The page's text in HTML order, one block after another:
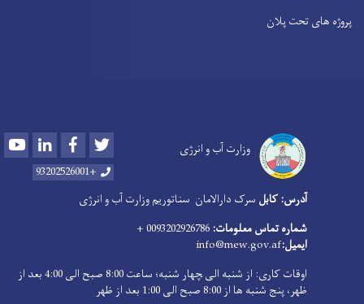
پروژه های تحت پلان
وزارت آب و انرژی YoutubeLinkedInFacebook
+93202526001
آدرس: کابل سرک دارالامان سناتوریم وزارت آب و انرژی
شماره تماس معلومات:
ایمیل:info@mew.gov.af
اوقات کاری: از شنبه الی ‍چهار شنبه؛ ساعت 8:00 صبح الی 4:00 بعد از
ظهر، پنج شنبه ها از 8:00 صبح الی 1:00 بعد از ظهر